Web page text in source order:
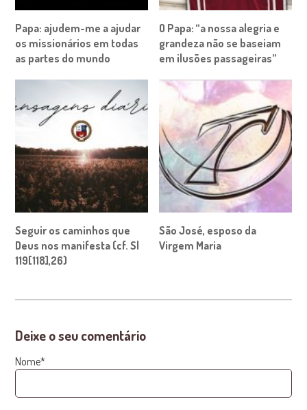
Papa: ajudem-me a ajudar
os missionários em todas
as partes do mundo
O Papa: “a nossa alegria e
grandeza não se baseiam
em ilusões passageiras”
Seguir os caminhos que
Deus nos manifesta (cf. Sl
119[118],26)
São José, esposo da
Virgem Maria
Deixe o seu comentário
Nome*